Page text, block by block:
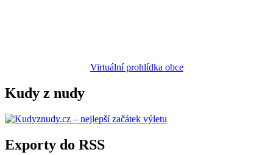
Virtuální prohlídka obce
Kudy z nudy
Exporty do RSS